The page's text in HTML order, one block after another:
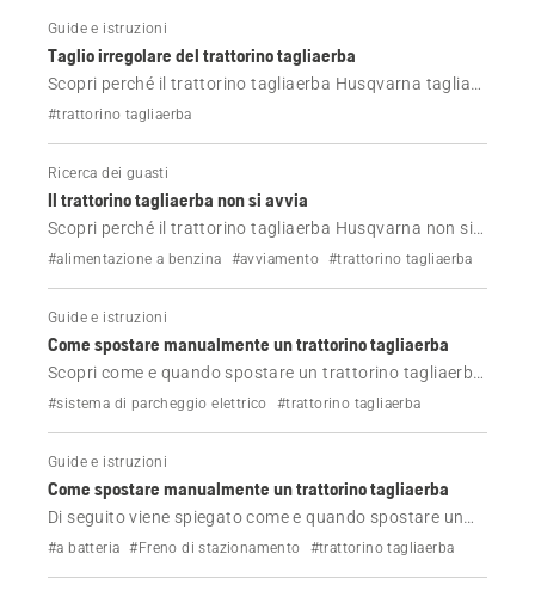
Guide e istruzioni
Taglio irregolare del trattorino tagliaerba
Scopri perché il trattorino tagliaerba Husqvarna taglia
l'erba in modo irregolare e come risolvere il problema.
#trattorino tagliaerba
Ricerca dei guasti
Il trattorino tagliaerba non si avvia
Scopri perché il trattorino tagliaerba Husqvarna non si
avvia e come risolvere il problema.
#alimentazione a benzina #avviamento #trattorino tagliaerba
Guide e istruzioni
Come spostare manualmente un trattorino tagliaerba
Scopri come e quando spostare un trattorino tagliaerba
Husqvarna.
#sistema di parcheggio elettrico #trattorino tagliaerba
Guide e istruzioni
Come spostare manualmente un trattorino tagliaerba
Di seguito viene spiegato come e quando spostare un
trattorino tagliaerba Husqvarna.
#a batteria #Freno di stazionamento #trattorino tagliaerba